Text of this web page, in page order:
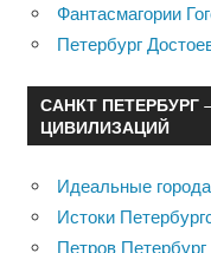
Фантасмагории
Петербург
САНКТ
ЦИВИЛИЗАЦИЙ
Идеальные города
Истоки
Петров